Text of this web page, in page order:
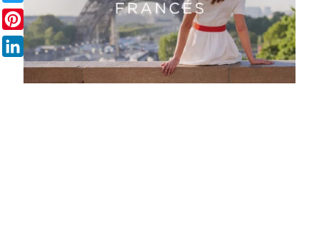
Link
Twitter
Pinterest
LinkedIn